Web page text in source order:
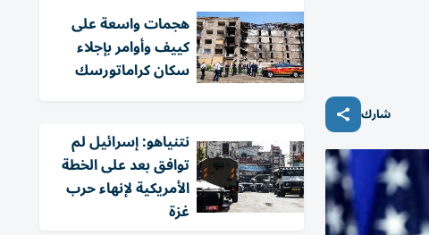
شارك
هجمات واسعة على
كييف وأوامر بإجلاء
سكان كراماتورسك
نتنياهو: إسرائيل لم
توافق بعد على الخطة
الأمريكية لإنهاء حرب
غزة